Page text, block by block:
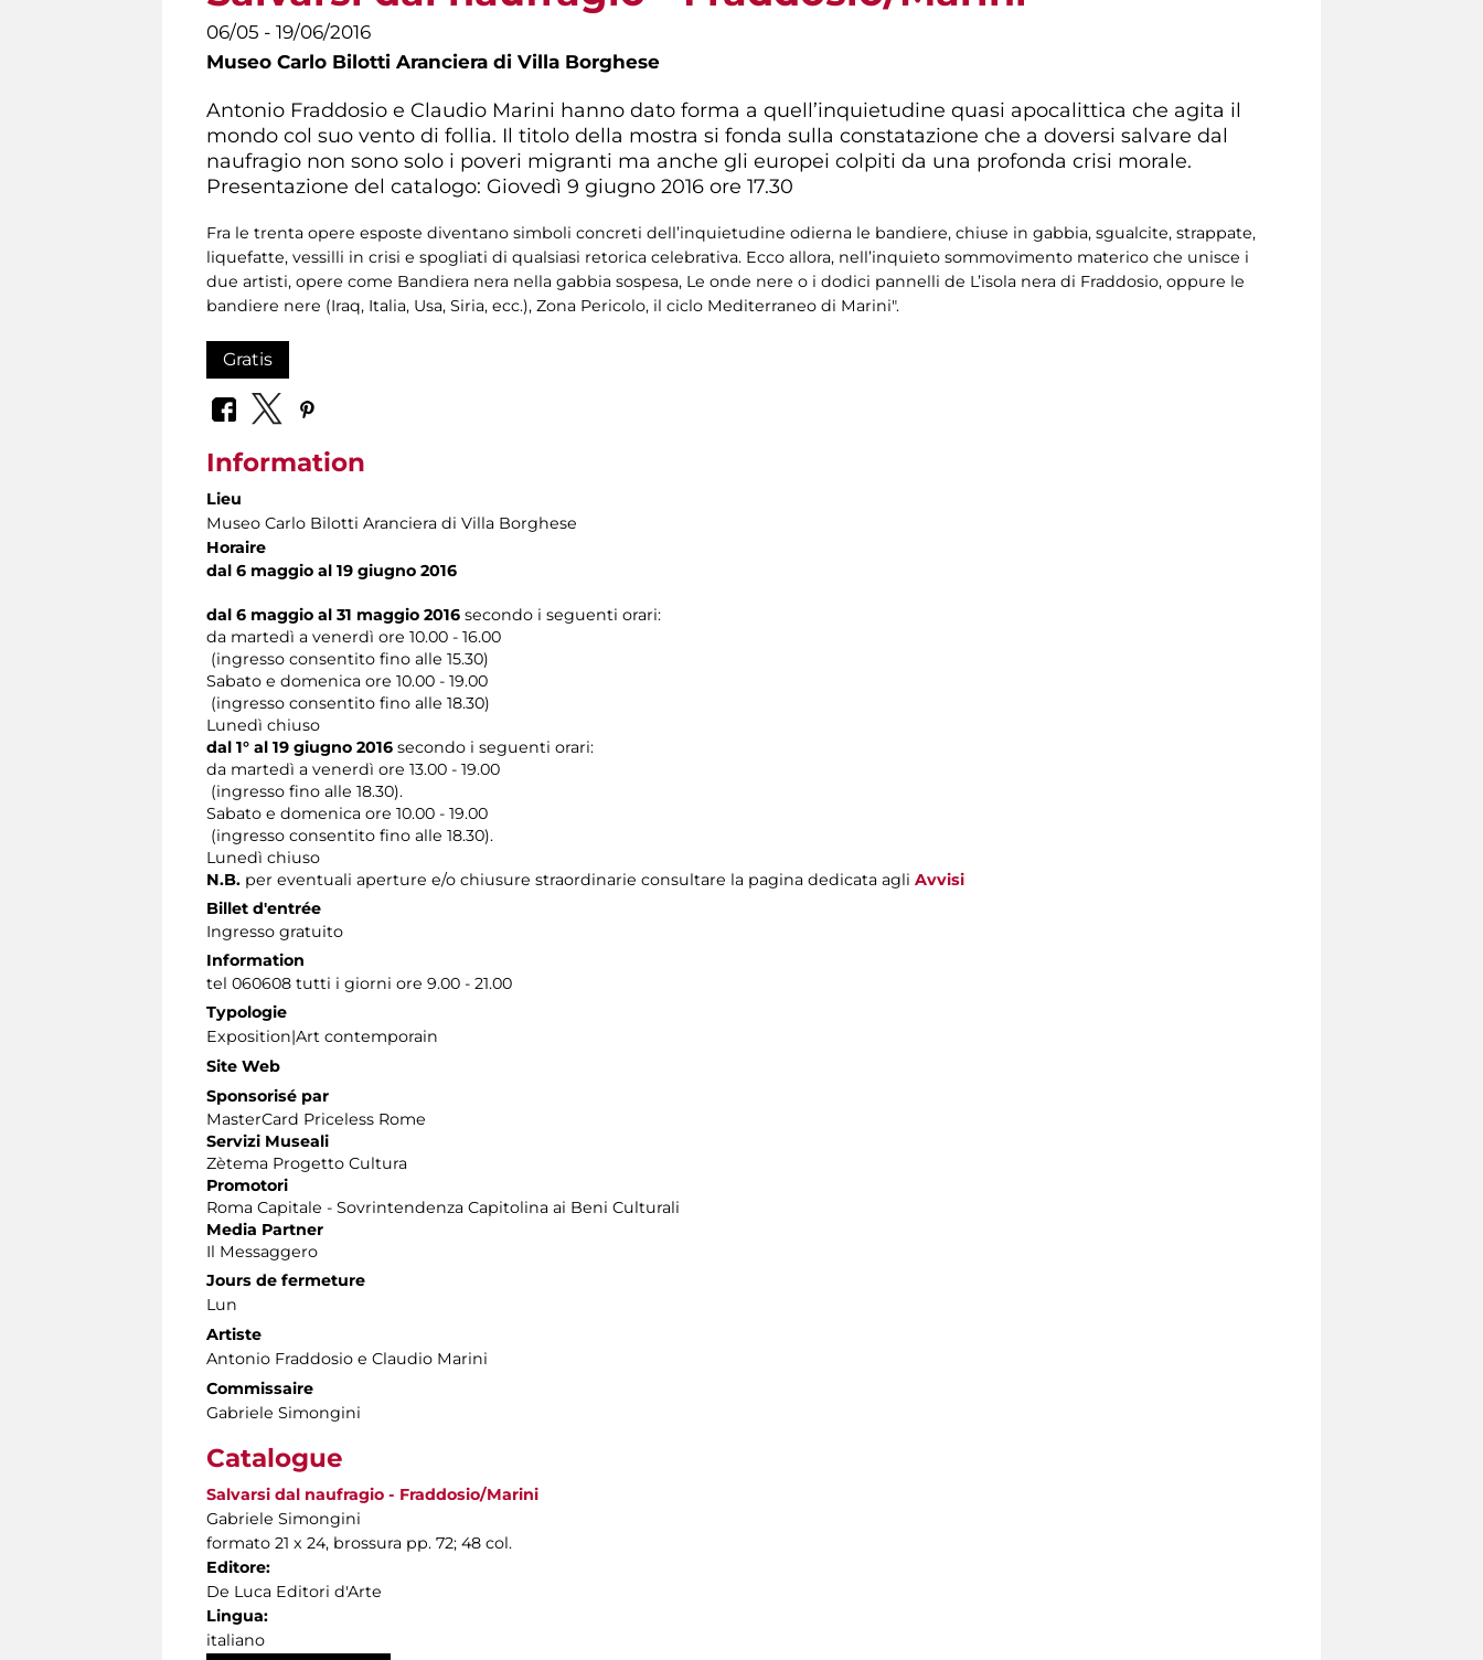
06/05 - 19/06/2016
Museo Carlo Bilotti Aranciera di Villa Borghese
Antonio Fraddosio e Claudio Marini hanno dato forma a quell’inquietudine quasi apocalittica che agita il
mondo col suo vento di follia. Il titolo della mostra si fonda sulla constatazione che a doversi salvare dal
naufragio non sono solo i poveri migranti ma anche gli europei colpiti da una profonda crisi morale.
Presentazione del catalogo: Giovedì 9 giugno 2016 ore 17.30
Fra le trenta opere esposte diventano simboli concreti dell’inquietudine odierna le bandiere, chiuse in gabbia, sgualcite, strappate,
liquefatte, vessilli in crisi e spogliati di qualsiasi retorica celebrativa. Ecco allora, nell’inquieto sommovimento materico che unisce i
due artisti, opere come Bandiera nera nella gabbia sospesa, Le onde nere o i dodici pannelli de L’isola nera di Fraddosio, oppure le
bandiere nere (Iraq, Italia, Usa, Siria, ecc.), Zona Pericolo, il ciclo Mediterraneo di Marini".
Gratis
Information
Lieu
Museo Carlo Bilotti Aranciera di Villa Borghese
Horaire
dal 6 maggio al 19 giugno 2016
dal 6 maggio al 31 maggio 2016 secondo i seguenti orari:
da martedì a venerdì ore 10.00 - 16.00
(ingresso consentito fino alle 15.30)
Sabato e domenica ore 10.00 - 19.00
(ingresso consentito fino alle 18.30)
Lunedì chiuso
dal 1° al 19 giugno 2016 secondo i seguenti orari:
da martedì a venerdì ore 13.00 - 19.00
(ingresso fino alle 18.30).
Sabato e domenica ore 10.00 - 19.00
(ingresso consentito fino alle 18.30).
Lunedì chiuso
N.B. per eventuali aperture e/o chiusure straordinarie consultare la pagina dedicata agli Avvisi
Billet d'entrée
Ingresso gratuito
Information
tel 060608 tutti i giorni ore 9.00 - 21.00
Typologie
Exposition|Art contemporain
Site Web
Sponsorisé par
MasterCard Priceless Rome
Servizi Museali
Zètema Progetto Cultura
Promotori
Roma Capitale - Sovrintendenza Capitolina ai Beni Culturali
Media Partner
Il Messaggero
Jours de fermeture
Lun
Artiste
Antonio Fraddosio e Claudio Marini
Commissaire
Gabriele Simongini
Catalogue
Salvarsi dal naufragio - Fraddosio/Marini
Gabriele Simongini
formato 21 x 24, brossura pp. 72; 48 col.
Editore:
De Luca Editori d'Arte
Lingua:
italiano